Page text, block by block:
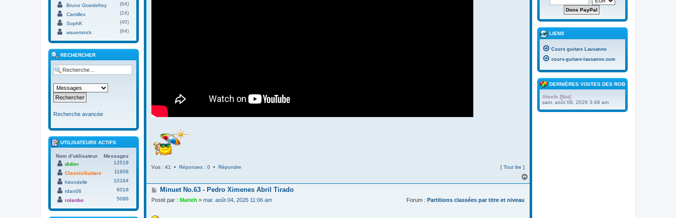
Vus : 41 • Réponses : 0 • Répondre [ Tout lire ]
a
M
s
Minuet No.63 - Pedro Ximenes Abril Tirado
Posté par : Marieh » mar. août 04, 2026 11:06 am Forum : Partitions classées par titre et niveau
Bruno Goedefroy
(64)
Camillex
(24)
SophK
(40)
wsuemnick
(64)
RECHERCHER
Recherche avancée
UTILISATEURS ACTIFS
Nom d’utilisateur
Messages
didier
12519
ClassicGuitare
11908
hirondelle
10164
rdan06
6018
rolanbo
5086
LIENS
Cours guitare Lausanne
cours-guitare-lausanne.com
DERNIÈRES VISITES DES ROBOTS
Ahrefs [Bot]
sam. août 08, 2026 3:49 am